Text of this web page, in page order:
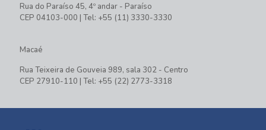
Rua do Paraíso 45, 4º andar - Paraíso
CEP 04103-000 | Tel: +55 (11) 3330-3330
Macaé
Rua Teixeira de Gouveia 989, sala 302 - Centro
CEP 27910-110 | Tel: +55 (22) 2773-3318